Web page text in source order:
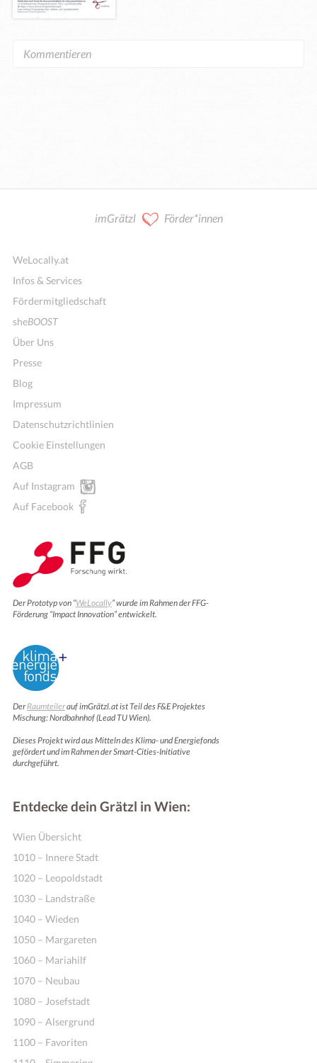
imGrätzl Förder*innen
WeLocally.at
Infos & Services
Fördermitgliedschaft
sheBOOST
Über Uns
Presse
Blog
Impressum
Datenschutzrichtlinien
Cookie Einstellungen
AGB
Auf Instagram
Auf Facebook
Der Prototyp von “WeLocally” wurde im Rahmen der FFG-
Förderung “Impact Innovation” entwickelt.
DerRaumteilerauf imGrätzl.at ist Teil des F&E Projektes
Mischung: Nordbahnhof (Lead TU Wien).
Dieses Projekt wird aus Mitteln des Klima- und Energiefonds
gefördert und im Rahmen der Smart-Cities-Initiative
durchgeführt.
Entdecke dein Grätzl in Wien:
Wien Übersicht
1010 – Innere Stadt
1020 – Leopoldstadt
1030 – Landstraße
1040 – Wieden
1050 – Margareten
1060 – Mariahilf
1070 – Neubau
1080 – Josefstadt
1090 – Alsergrund
1100 – Favoriten